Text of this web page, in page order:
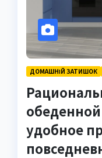
ДОМАШНІЙ ЗАТИШОК
удобное